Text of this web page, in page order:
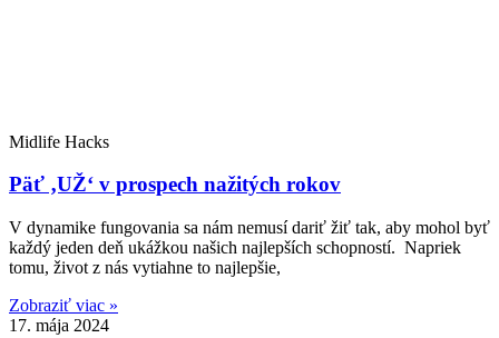
Midlife Hacks
Päť ‚UŽ‘ v prospech nažitých rokov
V dynamike fungovania sa nám nemusí dariť žiť tak, aby mohol byť
každý jeden deň ukážkou našich najlepších schopností. Napriek
tomu, život z nás vytiahne to najlepšie,
Zobraziť viac »
17. mája 2024